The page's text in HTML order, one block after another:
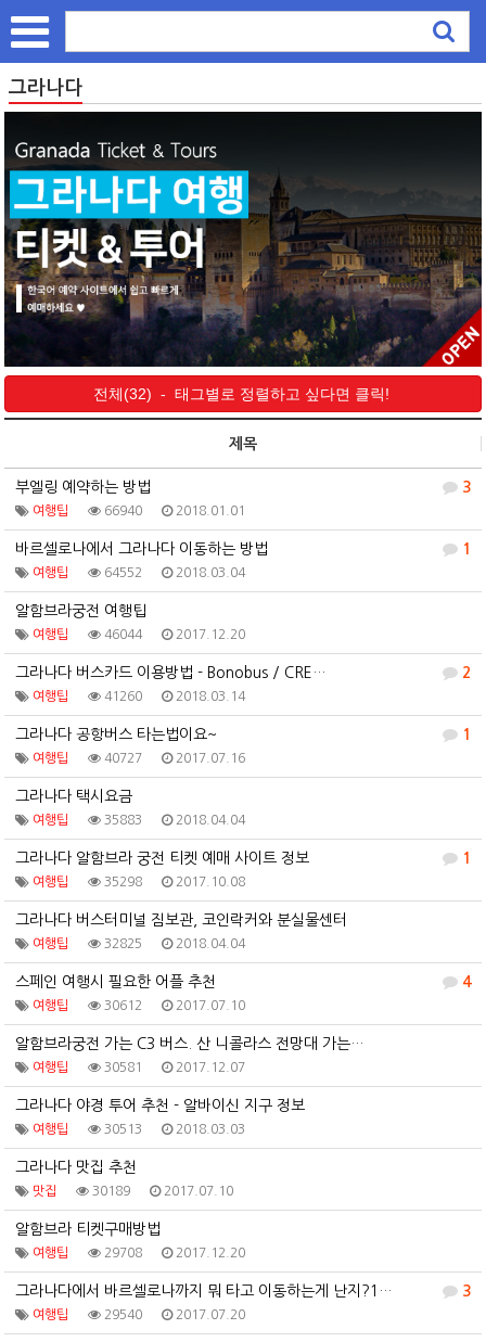
그라나다
전체(32) - 태그별로 정렬하고 싶다면 클릭!
제목
3
부엘링 예약하는 방법
여행팁 66940 2018.01.01
1
바르셀로나에서 그라나다 이동하는 방법
여행팁 64552 2018.03.04
알함브라궁전 여행팁
여행팁 46044 2017.12.20
2
그라나다 버스카드 이용방법 - Bonobus / CRE…
여행팁 41260 2018.03.14
1
그라나다 공항버스 타는법이요~
여행팁 40727 2017.07.16
그라나다 택시요금
여행팁 35883 2018.04.04
1
그라나다 알함브라 궁전 티켓 예매 사이트 정보
여행팁 35298 2017.10.08
그라나다 버스터미널 짐보관, 코인락커와 분실물센터
여행팁 32825 2018.04.04
4
스페인 여행시 필요한 어플 추천
여행팁 30612 2017.07.10
알함브라궁전 가는 C3 버스. 산 니콜라스 전망대 가는…
여행팁 30581 2017.12.07
그라나다 야경 투어 추천 - 알바이신 지구 정보
여행팁 30513 2018.03.03
그라나다 맛집 추천
맛집 30189 2017.07.10
알함브라 티켓구매방법
여행팁 29708 2017.12.20
3
그라나다에서 바르셀로나까지 뭐 타고 이동하는게 난지?1…
여행팁 29540 2017.07.20